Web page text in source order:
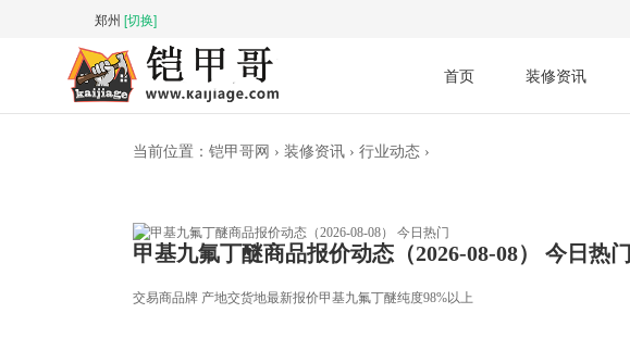
郑州 [切换]
首页 装修资讯
当前位置： 铠甲哥网 › 装修资讯 › 行业动态 ›
甲基九氟丁醚商品报价动态（2026-08-08） 今日热门
交易商品牌 产地交货地最新报价甲基九氟丁醚纯度98%以上